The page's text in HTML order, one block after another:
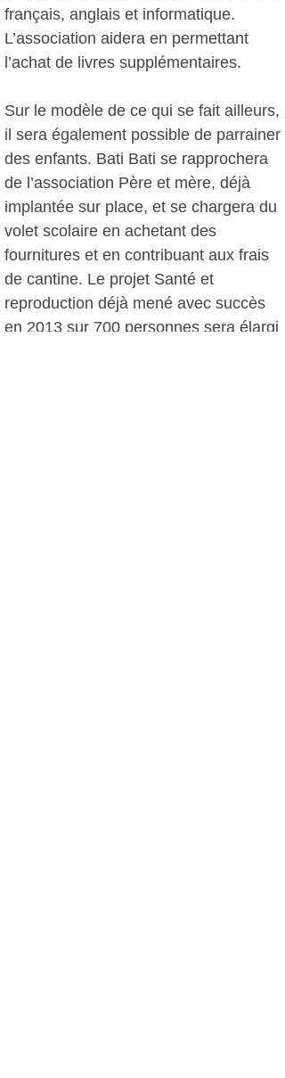
français, anglais et informatique.
L’association aidera en permettant
l’achat de livres supplémentaires.
Sur le modèle de ce qui se fait ailleurs,
il sera également possible de parrainer
des enfants. Bati Bati se rapprochera
de l’association Père et mère, déjà
implantée sur place, et se chargera du
volet scolaire en achetant des
fournitures et en contribuant aux frais
de cantine. Le projet Santé et
reproduction déjà mené avec succès
en 2013 sur 700 personnes sera élargi